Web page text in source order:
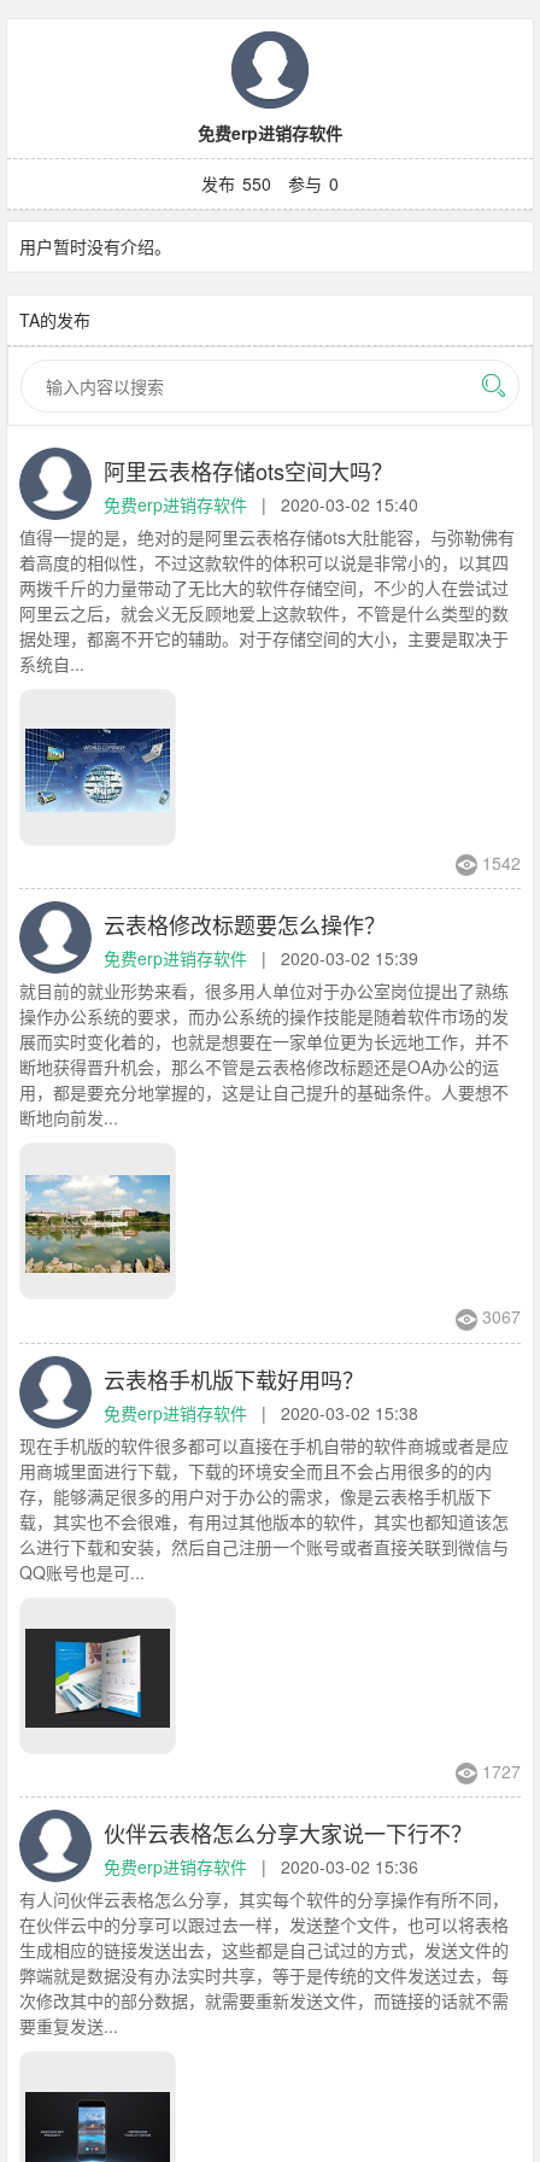
免费erp进销存软件
发布 550 参与 0
用户暂时没有介绍。
TA的发布
阿里云表格存储ots空间大吗？
免费erp进销存软件 |
2020-03-02 15:40
值得一提的是，绝对的是阿里云表格存储ots大肚能容，与弥勒佛有
着高度的相似性，不过这款软件的体积可以说是非常小的，以其四
两拨千斤的力量带动了无比大的软件存储空间，不少的人在尝试过
阿里云之后，就会义无反顾地爱上这款软件，不管是什么类型的数
据处理，都离不开它的辅助。对于存储空间的大小，主要是取决于
系统自...
1542
云表格修改标题要怎么操作？
免费erp进销存软件 |
2020-03-02 15:39
就目前的就业形势来看，很多用人单位对于办公室岗位提出了熟练
操作办公系统的要求，而办公系统的操作技能是随着软件市场的发
展而实时变化着的，也就是想要在一家单位更为长远地工作，并不
断地获得晋升机会，那么不管是云表格修改标题还是OA办公的运
用，都是要充分地掌握的，这是让自己提升的基础条件。人要想不
断地向前发...
3067
云表格手机版下载好用吗？
免费erp进销存软件 |
2020-03-02 15:38
现在手机版的软件很多都可以直接在手机自带的软件商城或者是应
用商城里面进行下载，下载的环境安全而且不会占用很多的的内
存，能够满足很多的用户对于办公的需求，像是云表格手机版下
载，其实也不会很难，有用过其他版本的软件，其实也都知道该怎
么进行下载和安装，然后自己注册一个账号或者直接关联到微信与
QQ账号也是可...
1727
伙伴云表格怎么分享大家说一下行不？
免费erp进销存软件 |
2020-03-02 15:36
有人问伙伴云表格怎么分享，其实每个软件的分享操作有所不同，
在伙伴云中的分享可以跟过去一样，发送整个文件，也可以将表格
生成相应的链接发送出去，这些都是自己试过的方式，发送文件的
弊端就是数据没有办法实时共享，等于是传统的文件发送过去，每
次修改其中的部分数据，就需要重新发送文件，而链接的话就不需
要重复发送...